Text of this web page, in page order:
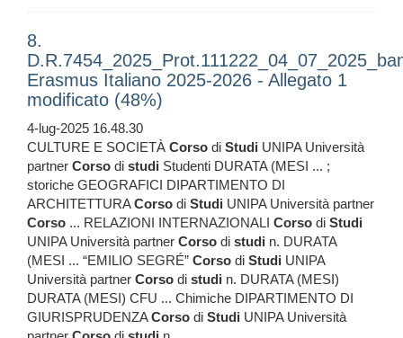
8.
Erasmus Italiano 2025-2026 - Allegato 1
modificato (48%)
4-lug-2025 16.48.30
CULTURE E SOCIETÀ Corso di Studi UNIPA Università
partner Corso di studi Studenti DURATA (MESI ... ;
storiche GEOGRAFICI DIPARTIMENTO DI
ARCHITETTURACorso di Studi UNIPA Università partner
Corso ... RELAZIONI INTERNAZIONALI Corso di Studi
UNIPA Università partner Corso di studi n. DURATA
(MESI ... “EMILIO SEGRÉ” Corso di Studi UNIPA
Università partner Corso di studi n. DURATA (MESI)
DURATA (MESI) CFU ... Chimiche DIPARTIMENTO DI
GIURISPRUDENZACorso di Studi UNIPA Università